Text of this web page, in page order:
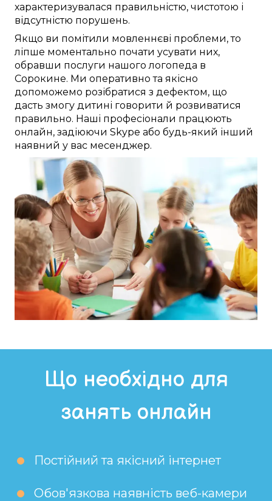
характеризувалася правильністю, чистотою і
відсутністю порушень.
Якщо ви помітили мовленнєві проблеми, то
ліпше моментально почати усувати них,
обравши послуги нашого логопеда в
Сорокине. Ми оперативно та якісно
допоможемо розібратися з дефектом, що
дасть змогу дитині говорити й розвиватися
правильно. Наші професіонали працюють
онлайн, задіюючи Skype або будь-який інший
наявний у вас месенджер.
Що необхідно для
занять онлайн
Постійний та якісний інтернет
Обов'язкова наявність веб-камери